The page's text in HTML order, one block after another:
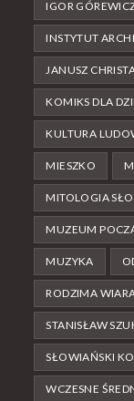
IGOR
INSTYTUT
JANUSZ
KOMIKS DLA
KULTURA
MIESZKO
MITOLOGIA
MUZEUM
MUZYKA
RODZIMA
STANISŁAW
SŁOWIAŃSKI
WCZESNE